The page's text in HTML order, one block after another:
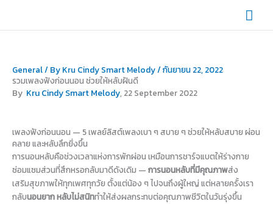
content
General/ By Kru Cindy Smart Melody/กันยายน 22, 2022
รวมเพลงฟังก่อนนอน ช่วยให้หลับฝันดี
By Kru Cindy Smart Melody, 22 September 2022
เพลงฟังก่อนนอน — 5 เพลย์ลิสต์เพลงเบา ๆ สบาย ๆ ช่วยให้หลับสบาย ผ่อน
คลาย และหลับลึกยิ่งขึ้น
การนอนหลับคือช่วงเวลาแห่งการพักผ่อน เหมือนการชาร์จแบตให้ร่างกาย
ซ่อมแซมส่วนที่สึกหรอกลับมาดีดังเดิม — การนอนหลับที่มีคุณภาพส่ง
เสริมสุขภาพให้ทุกเพศทุกวัย ตั้งแต่น้อง ๆ ไปจนถึงผู้ใหญ่ แต่หลายครั้งเรา
กลับนอนยาก หลับไม่สนิททำให้ส่งผลกระทบต่อคุณภาพชีวิตในวันรุ่งขึ้น